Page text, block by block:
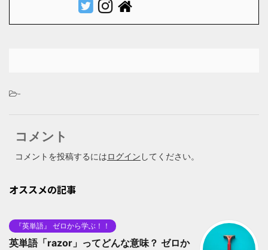
-
コメント
コメントを投稿するにはログイン してください。
オススメの記事
『英単語』 ゼロから学ぶ！！
英単語「razor」ってどんな意味？ ゼロか